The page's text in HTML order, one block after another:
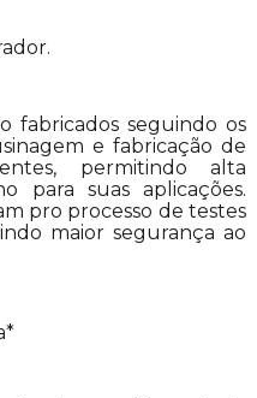
fabricados seguindo os
e fabricação de
permitindo alta
para suas aplicações.
pro processo de testes
maior segurança ao